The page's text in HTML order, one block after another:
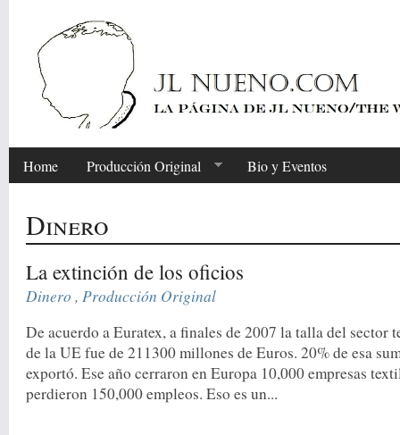
Home Producción Original Bio y Eventos
Dinero
La extinción de los oficios
Dinero ,Producción Original
De acuerdo a Euratex, a finales de 2007 la talla del sector
de la UE fue de 211300 millones de Euros. 20% de esa
exportó. Ese año cerraron en Europa 10,000 empresas
perdieron 150,000 empleos. Eso es un...